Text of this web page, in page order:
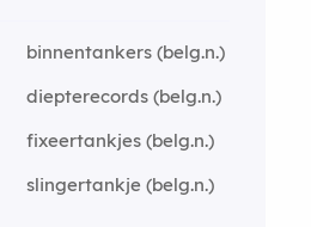
binnentankers (belg.n.)
diepterecords (belg.n.)
fixeertankjes (belg.n.)
slingertankje (belg.n.)